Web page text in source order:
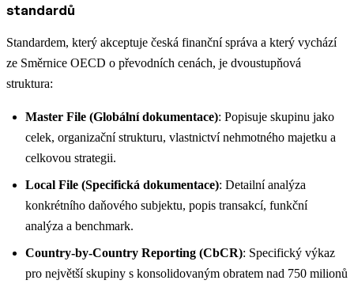
standardů
Standardem, který akceptuje česká finanční správa a který vychází
ze Směrnice OECD o převodních cenách, je dvoustupňová
struktura:
Master File (Globální dokumentace): Popisuje skupinu jako
celek, organizační strukturu, vlastnictví nehmotného majetku a
celkovou strategii.
Local File (Specifická dokumentace): Detailní analýza
konkrétního daňového subjektu, popis transakcí, funkční
analýza a benchmark.
Country-by-Country Reporting (CbCR): Specifický výkaz
pro největší skupiny s konsolidovaným obratem nad 750 milionů